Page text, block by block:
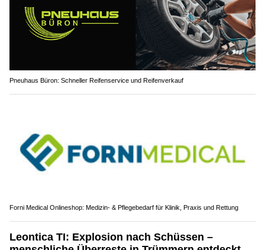
Pneuhaus Büron: Schneller Reifenservice und Reifenverkauf
Forni Medical Onlineshop: Medizin- & Pflegebedarf für Klinik, Praxis und Rettung
Leontica TI: Explosion nach Schüssen –